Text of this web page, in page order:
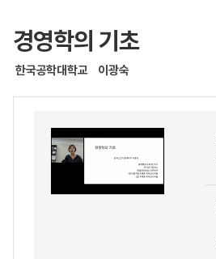
경영학의 기초
한국공학대학교 이광숙